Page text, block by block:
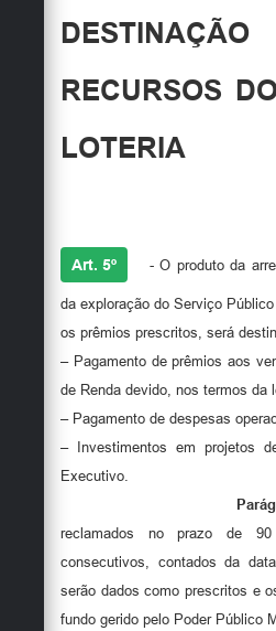
RECURSOS
LOTERIA
Art. 5º - O produto da
da exploração do Serviço
os prêmios prescritos, será
– Pagamento de prêmios aos
de Renda devido, nos termos da
– Pagamento de despesas
– Investimentos em projetos
Executivo.
Parágrafo
reclamados no prazo de
consecutivos, contados da
serão dados como prescritos e
fundo gerido pelo Poder Público